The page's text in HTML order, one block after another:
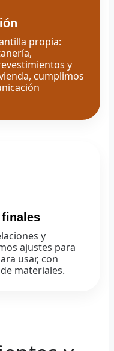
propia:
y
cumplimos
y
ajustes para
usar, con
materiales.